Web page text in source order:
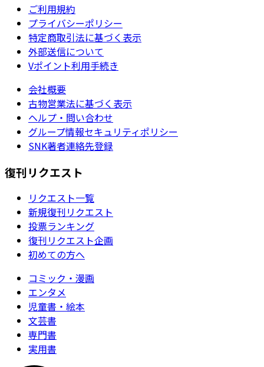
ご利用規約
プライバシーポリシー
特定商取引法に基づく表示
外部送信について
Vポイント利用手続き
会社概要
古物営業法に基づく表示
ヘルプ・問い合わせ
グループ情報セキュリティポリシー
SNK著者連絡先登録
復刊リクエスト
リクエスト一覧
新規復刊リクエスト
投票ランキング
復刊リクエスト企画
初めての方へ
コミック・漫画
エンタメ
児童書・絵本
文芸書
専門書
実用書